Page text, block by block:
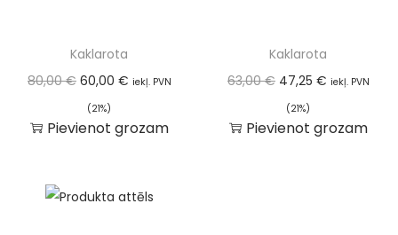
Kaklarota
80,00€ 60,00 € iekļ. PVN
(21%)
Pievienot grozam
Kaklarota
63,00€ 47,25 € iekļ. PVN
(21%)
Pievienot grozam